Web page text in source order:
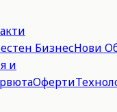
БизнесНови
и
Оферти